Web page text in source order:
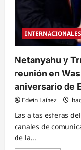
Estados
y
colapsa
el
INTERNACIONALES
Netanyahu y
reunión en
aniversario de
Edwin Laínez
Las altas esferas
canales de
de la...